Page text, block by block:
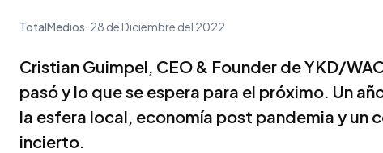
TotalMedios 28 de Diciembre del 2022
Cristian Guimpel, CEO & Founder de YKD/
pasó y lo que se espera para el próximo. Un
la esfera local, economía post pandemia y un
incierto.